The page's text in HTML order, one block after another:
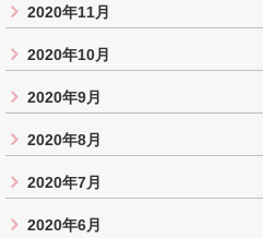
2020年11月
2020年10月
2020年9月
2020年8月
2020年7月
2020年6月